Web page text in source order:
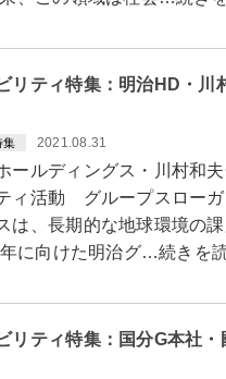
リティ特集：明治HD・
集 2021.08.31
ルディングス・川村和
ィ活動 グループスロー
は、長期的な地球環境の
に向けた明治グ…続きを
リティ特集：国分G本社